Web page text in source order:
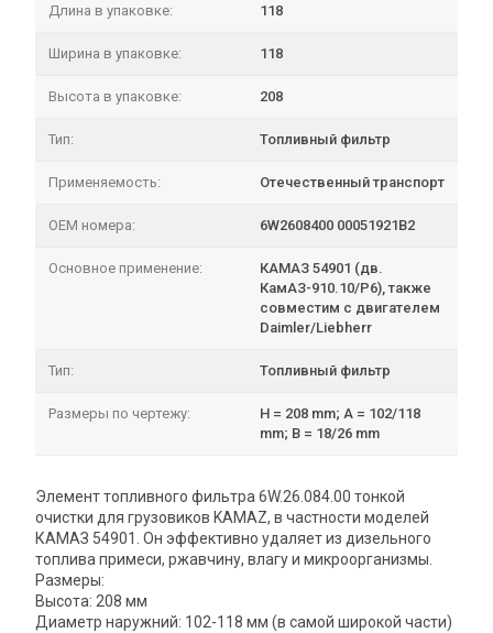
Длина в упаковке: 118
Ширина в упаковке: 118
Высота в упаковке: 208
Тип: Топливный фильтр
Применяемость: Отечественный транспорт
OEM номера: 6W2608400 00051921В2
Основное применение:
КАМАЗ 54901 (дв.
КамАЗ-910.10/Р6), также
совместим с двигателем
Daimler/Liebherr
Тип: Топливный фильтр
Размеры по чертежу:
H = 208 mm; A = 102/118
mm; B = 18/26 mm
Элемент топливного фильтра 6W.26.084.00 тонкой
очистки для грузовиков KAMAZ, в частности моделей
КАМАЗ 54901. Он эффективно удаляет из дизельного
топлива примеси, ржавчину, влагу и микроорганизмы.
Размеры:
Высота: 208 мм
Диаметр наружний: 102-118 мм (в самой широкой части)